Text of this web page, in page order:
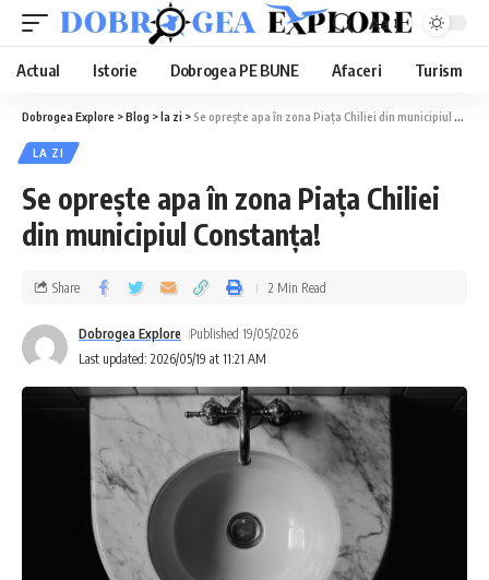
Aa
Actual Istorie Dobrogea PE BUNE Afaceri Turism
Dobrogea Explore >Blog >la zi >Se oprește apa în zona Piața Chiliei din municipiul Constanța!
LA ZI
Se oprește apa în zona Piața Chiliei
din municipiul Constanța!
Last updated: 2026/05/19 at 11:21 AM
Dobrogea Explore Published 19/05/2026
Share 2 Min Read